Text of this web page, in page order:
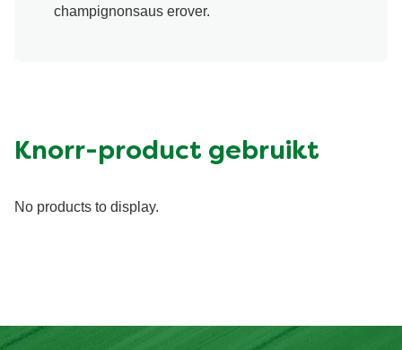
champignonsaus erover.
Knorr-product gebruikt
No products to display.